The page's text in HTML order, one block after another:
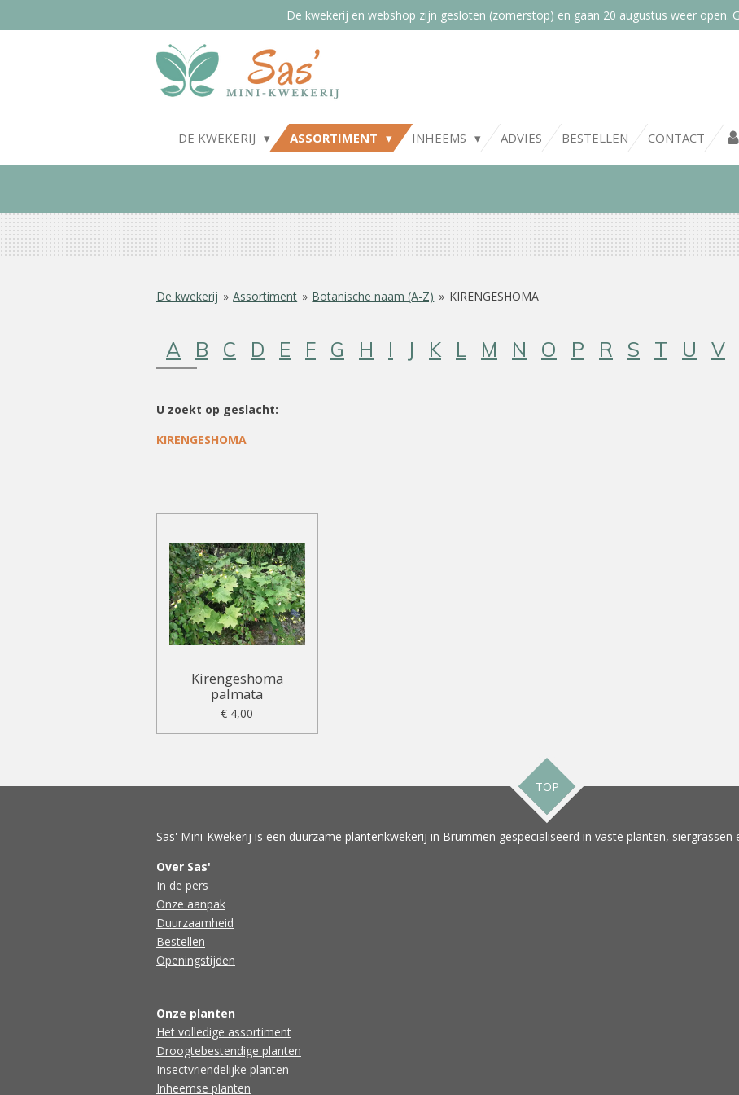
De kwekerij en webshop zijn gesloten (zomerstop) en gaan 20 augustus weer open.
DE KWEKERIJ ASSORTIMENT INHEEMS ADVIES BESTELLEN CONTACT
De kwekerij » Assortiment » Botanische naam (A-Z) » KIRENGESHOMA
A B C D E F G H I J K L M N O P R S T U V
U zoekt op geslacht:
KIRENGESHOMA
Kirengeshoma
palmata
€ 4,00
TOP
Sas' Mini-Kwekerij is een duurzame plantenkwekerij in Brummen gespecialiseerd in vaste planten, siergrassen
Over Sas'
In de pers
Onze aanpak
Duurzaamheid
Bestellen
Openingstijden
Onze planten
Het volledige assortiment
Droogtebestendige planten
Insectvriendelijke planten
Inheemse planten